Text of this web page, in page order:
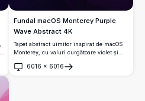
Fundal macOS Monterey Purple
Wave Abstract 4K
Tapet abstract uimitor inspirat de macOS
Monterey, cu valuri curgătoare violet și
6016 × 6016
Deschide